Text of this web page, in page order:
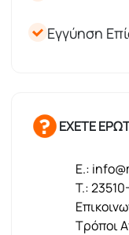
Εγγύηση
ΕΧΕΤΕ
E.:
T.:
Τρόποι